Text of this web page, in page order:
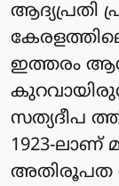
ആദ്യപ്രതി
ഇത്തരം
സത്യദീപ
1923-ലാണ്
അതിരൂപത